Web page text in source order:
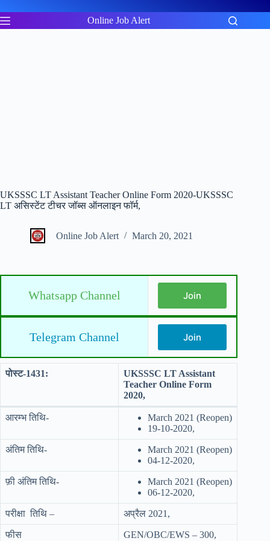
to
content
Online Job Alert
UKSSSC LT Assistant Teacher Online Form 2020-UKSSSC
LT असिस्टेंट टीचर जॉब्स ऑनलाइन फॉर्म,
Online Job Alert March 20, 2021
Whatsapp Channel Join
Telegram Channel Join
पोस्ट-1431:
UKSSSC LT Assistant
Teacher Online Form
2020,
आरम्भ तिथि-
March 2021 (Reopen)
19-10-2020,
अंतिम तिथि-
March 2021 (Reopen)
04-12-2020,
फ़ी अंतिम तिथि-
March 2021 (Reopen)
06-12-2020,
परीक्षा तिथि – अप्रैल 2021,
फीस
GEN/OBC/EWS – 300,